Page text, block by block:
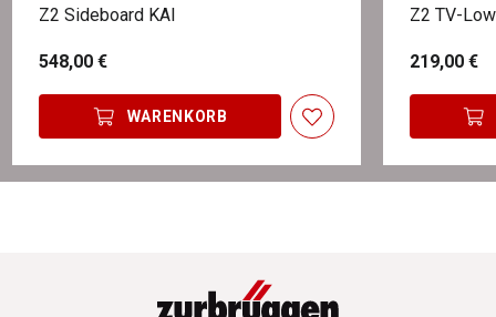
Z2 Sideboard KAI
548,00 €
WARENKORB
Z2 TV-
219,00 €